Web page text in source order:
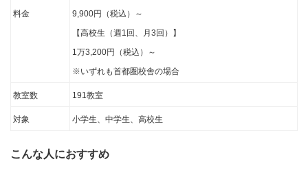
料金
9,900円（税込）～
【高校生（週1回、月3回）】
1万3,200円（税込）～
※いずれも首都圏校舎の場合
教室数 191教室
対象 小学生、中学生、高校生
こんな人におすすめ